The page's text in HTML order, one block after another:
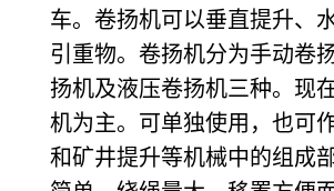
车。卷扬机可以垂直提升、
引重物。卷扬机分为手动卷
扬机及液压卷扬机三种。现
机为主。可单独使用，也可
和矿井提升等机械中的组成